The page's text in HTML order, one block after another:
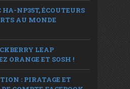
HA-NP35T, ÉCOUTEURS
AU MONDE
LEAP
ORANGE ET SOSH !
: PIRATAGE ET